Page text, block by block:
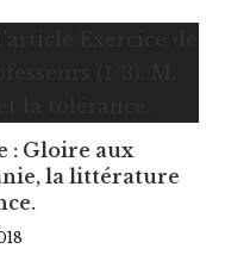
: Gloire aux
la littérature